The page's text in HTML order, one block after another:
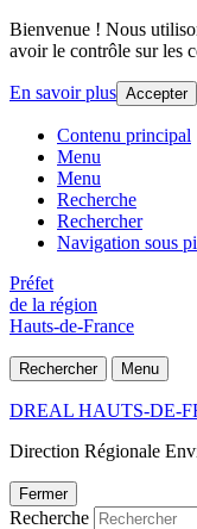
Bienvenue ! Nous
avoir le contrôle sur les
En savoir plus Accepter
Contenu principal
Menu
Menu
Recherche
Rechercher
Navigation sous
Préfet
de la région
Hauts-de-France
Rechercher Menu
DREAL HAUTS-DE-
Direction Régionale
Fermer
Recherche